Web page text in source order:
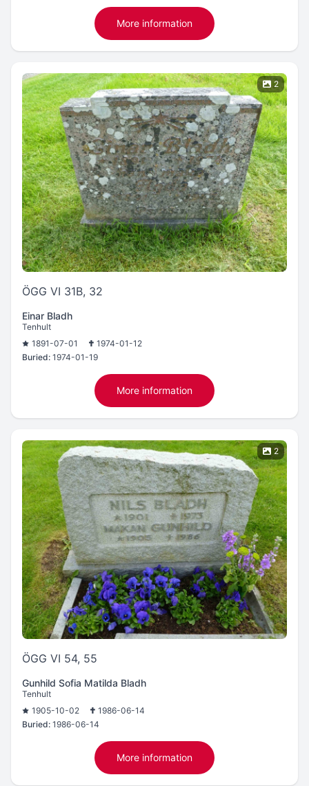
More information
2
ÖGG VI 31B, 32
Einar Bladh
Tenhult
1891-07-01
1974-01-12
Buried: 1974-01-19
More information
2
ÖGG VI 54, 55
Gunhild Sofia Matilda Bladh
Tenhult
1905-10-02
1986-06-14
Buried: 1986-06-14
More information